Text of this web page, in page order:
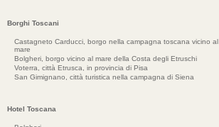
Borghi Toscani
Castagneto Carducci, borgo nella campagna toscana vicino al
mare
Bolgheri, borgo vicino al mare della Costa degli Etruschi
Voterra, città Etrusca, in provincia di Pisa
San Gimignano, città turistica nella campagna di Siena
Hotel Toscana